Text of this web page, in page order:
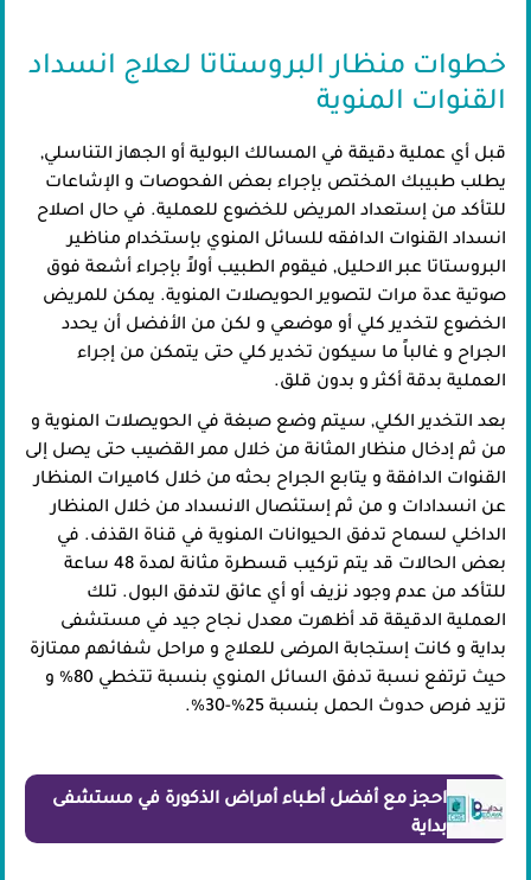
خطوات منظار البروستاتا لعلاج انسداد
القنوات المنوية
قبل أي عملية دقيقة في المسالك البولية أو الجهاز التناسلي,
يطلب طبيبك المختص بإجراء بعض الفحوصات و الإشاعات
للتأكد من إستعداد المريض للخضوع للعملية. في حال اصلاح
انسداد القنوات الدافقه للسائل المنوي بإستخدام مناظير
البروستاتا عبر الاحليل, فيقوم الطبيب أولاً بإجراء أشعة فوق
صوتية عدة مرات لتصوير الحويصلات المنوية. يمكن للمريض
الخضوع لتخدير كلي أو موضعي و لكن من الأفضل أن يحدد
الجراح و غالباً ما سيكون تخدير كلي حتى يتمكن من إجراء
العملية بدقة أكثر و بدون قلق.
بعد التخدير الكلي, سيتم وضع صبغة في الحويصلات المنوية و
من ثم إدخال منظار المثانة من خلال ممر القضيب حتى يصل إلى
القنوات الدافقة و يتابع الجراح بحثه من خلال كاميرات المنظار
عن انسدادات و من ثم إستئصال الانسداد من خلال المنظار
الداخلي لسماح تدفق الحيوانات المنوية في قناة القذف. في
بعض الحالات قد يتم تركيب قسطرة مثانة لمدة 48 ساعة
للتأكد من عدم وجود نزيف أو أي عائق لتدفق البول. تلك
العملية الدقيقة قد أظهرت معدل نجاح جيد في مستشفى
بداية و كانت إستجابة المرضى للعلاج و مراحل شفائهم ممتازة
حيث ترتفع نسبة تدفق السائل المنوي بنسبة تتخطي 80% و
تزيد فرص حدوث الحمل بنسبة 25%-30%.
احجز مع أفضل أطباء أمراض الذكورة في مستشفى
بداية